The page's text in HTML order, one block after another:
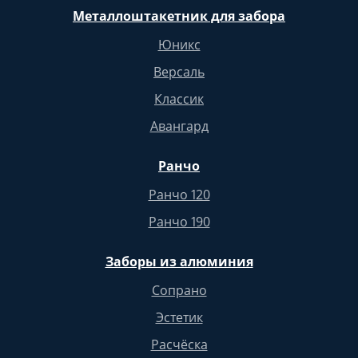
Металлоштакетник для забора
Юникс
Версаль
Классик
Авангард
Ранчо
Ранчо 120
Ранчо 190
Заборы из алюминия
Сопрано
Эстетик
Расчёска